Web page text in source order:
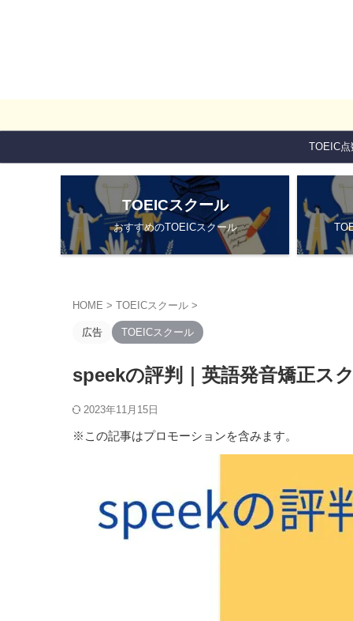
TOEIC点
TOEICスクール
おすすめのTOEICスクール
HOME > TOEICスクール >
広告 TOEICスクール
speekの評判｜英語発音矯正ス
2023年11月15日
※この記事はプロモーションを含みます。